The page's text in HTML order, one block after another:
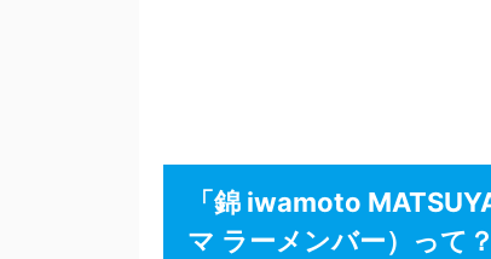
「錦 iwamoto
マ ラーメンバー）って？